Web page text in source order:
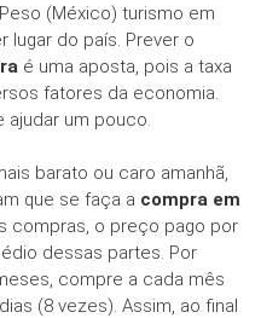
(México) turismo em
lugar do país. Prever o
é uma aposta, pois a taxa
fatores da economia.
ajudar um pouco.
barato ou caro amanhã,
que se faça a compra em
compras, o preço pago por
dessas partes. Por
compre a cada mês
(8 vezes). Assim, ao final